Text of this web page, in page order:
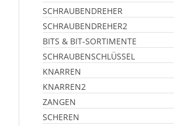
SCHRAUBENDREHER
SCHRAUBENDREHER2
BITS & BIT-SORTIMENTE
SCHRAUBENSCHLÜSSEL
KNARREN
KNARREN2
ZANGEN
SCHEREN